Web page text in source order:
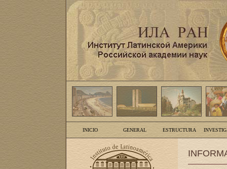
INICIO GENERAL ESTRUCTURA